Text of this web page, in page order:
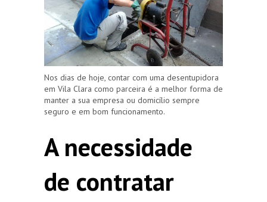
Nos dias de hoje, contar com uma desentupidora
em Vila Clara como parceira é a melhor forma de
manter a sua empresa ou domicílio sempre
seguro e em bom funcionamento.
A necessidade
de contratar